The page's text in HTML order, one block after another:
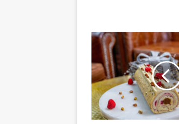
Maison
Robuchon
dévoile
sa
collection
de
Bûches
2024
: